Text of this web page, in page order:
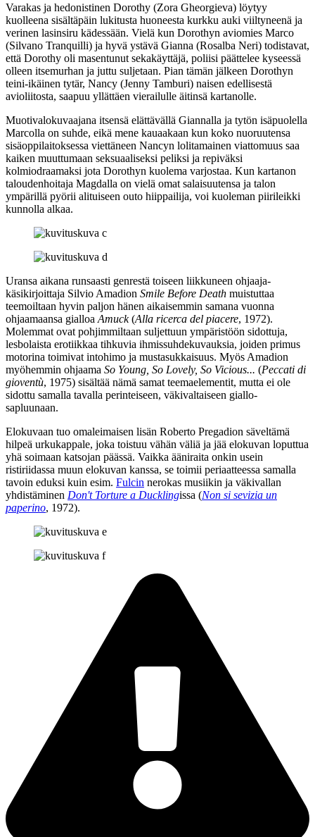
Varakas ja hedonistinen Dorothy (Zora Gheorgieva) löytyy
kuolleena sisältäpäin lukitusta huoneesta kurkku auki viiltyneenä ja
verinen lasinsiru kädessään. Vielä kun Dorothyn aviomies Marco
(Silvano Tranquilli) ja hyvä ystävä Gianna (Rosalba Neri) todistavat,
että Dorothy oli masentunut sekakäyttäjä, poliisi päättelee kyseessä
olleen itsemurhan ja juttu suljetaan. Pian tämän jälkeen Dorothyn
teini-ikäinen tytär, Nancy (Jenny Tamburi) naisen edellisestä
avioliitosta, saapuu yllättäen vierailulle äitinsä kartanolle.
Muotivalokuvaajana itsensä elättävällä Giannalla ja tytön isäpuolella
Marcolla on suhde, eikä mene kauaakaan kun koko nuoruutensa
sisäoppilaitoksessa viettäneen Nancyn lolitamainen viattomuus saa
kaiken muuttumaan seksuaaliseksi peliksi ja repiväksi
kolmiodraamaksi jota Dorothyn kuolema varjostaa. Kun kartanon
taloudenhoitaja Magdalla on vielä omat salaisuutensa ja talon
ympärillä pyörii alituiseen outo hiippailija, voi kuoleman piirileikki
kunnolla alkaa.
Uransa aikana runsaasti genrestä toiseen liikkuneen ohjaaja-
käsikirjoittaja Silvio Amadion Smile Before Death muistuttaa
teemoiltaan hyvin paljon hänen aikaisemmin samana vuonna
ohjaamaansa gialloa Amuck(Alla ricerca del piacere, 1972).
Molemmat ovat pohjimmiltaan suljettuun ympäristöön sidottuja,
lesbolaista erotiikkaa tihkuvia ihmissuhdekuvauksia, joiden primus
motorina toimivat intohimo ja mustasukkaisuus. Myös Amadion
myöhemmin ohjaama So Young, So Lovely, So Vicious... (Peccati di
gioventù, 1975) sisältää nämä samat teemaelementit, mutta ei ole
sidottu samalla tavalla perinteiseen, väkivaltaiseen giallo-
sapluunaan.
Elokuvaan tuo omaleimaisen lisän Roberto Pregadion säveltämä
hilpeä urkukappale, joka toistuu vähän väliä ja jää elokuvan loputtua
yhä soimaan katsojan päässä. Vaikka ääniraita onkin usein
ristiriidassa muun elokuvan kanssa, se toimii periaatteessa samalla
tavoin eduksi kuin esim. Fulcin nerokas musiikin ja väkivallan
yhdistäminen Don't Torture a Ducklingissa (Non si sevizia un
paperino, 1972).